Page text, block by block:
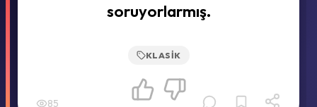
soruyorlarmış.
KLASIK
85